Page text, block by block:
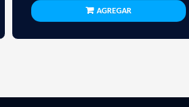
AGREGAR